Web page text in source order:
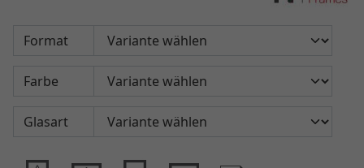
Format
Farbe
Glasart